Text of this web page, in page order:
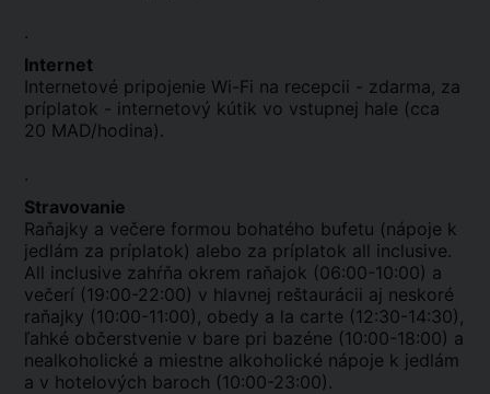
.
Internet
Internetové pripojenie Wi-Fi na recepcii - zdarma, za
príplatok - internetový kútik vo vstupnej hale (cca
20 MAD/hodina).
.
Stravovanie
Raňajky a večere formou bohatého bufetu (nápoje k
jedlám za príplatok) alebo za príplatok all inclusive.
All inclusive zahŕňa okrem raňajok (06:00-10:00) a
večerí (19:00-22:00) v hlavnej reštaurácii aj neskoré
raňajky (10:00-11:00), obedy a la carte (12:30-14:30),
ľahké občerstvenie v bare pri bazéne (10:00-18:00) a
nealkoholické a miestne alkoholické nápoje k jedlám
a v hotelových baroch (10:00-23:00).